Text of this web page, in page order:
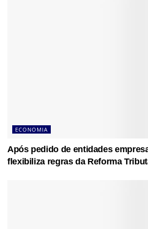
ECONOMIA
Após pedido de entidades
flexibiliza regras da Reforma